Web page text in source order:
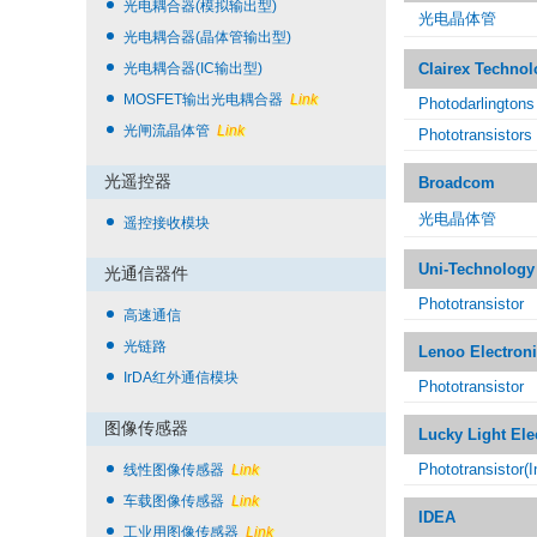
光电耦合器(模拟输出型)
光电耦合器(晶体管输出型)
光电耦合器(IC输出型)
MOSFET输出光电耦合器 Link
光闸流晶体管 Link
光遥控器
遥控接收模块
光通信器件
高速通信
光链路
IrDA红外通信模块
图像传感器
线性图像传感器 Link
车载图像传感器 Link
工业用图像传感器 Link
光电晶体管
Clairex
Photodarlingtons
Phototransistors
Broadcom
光电晶体管
Uni-Technology
Phototransistor
Lenoo
Phototransistor
Lucky Light
IDEA